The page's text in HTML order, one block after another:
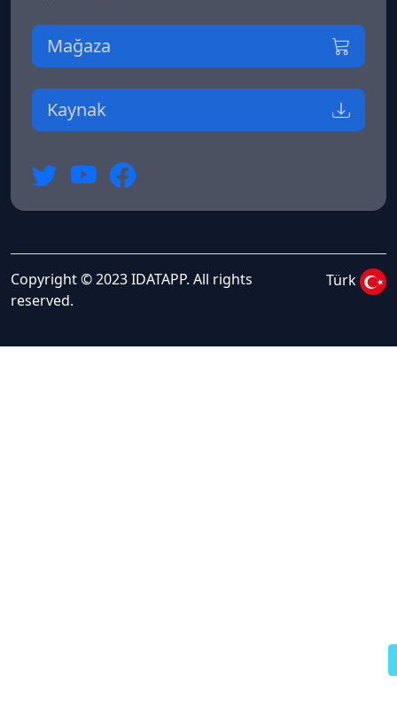
Mağaza
Kaynak
Copyright © 2023 IDATAPP. All rights
reserved.
Türk